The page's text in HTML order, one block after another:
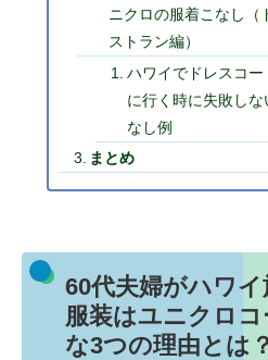
ニクロの服着こなし（
ストラン編）
ハワイでドレスコ
に行く時に失敗しな
なし例
まとめ
60代夫婦がハワ
服装はユニクロ
な3つの理由とは？